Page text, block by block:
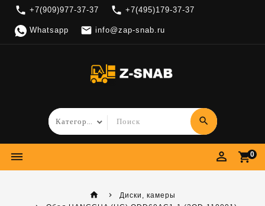
local_phone +7(909)977-37-37 local_phone +7(495)179-37-37
Whatsapp  info@zap-snab.ru
search
perm_identity shopping_cart0
dehaze
home
Диски, камеры